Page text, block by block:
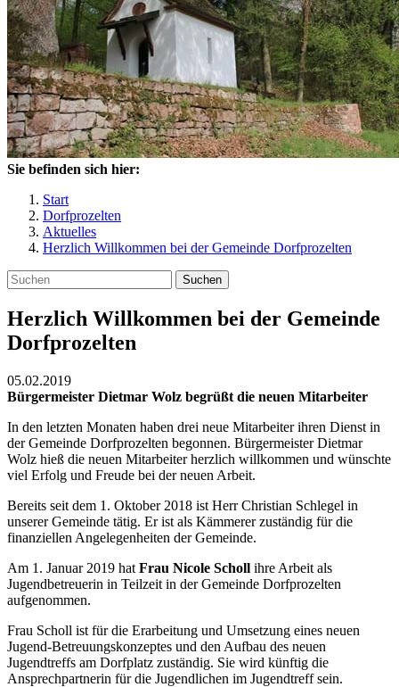
Sie befinden sich hier:
Start
Dorfprozelten
Aktuelles
Herzlich Willkommen bei der Gemeinde Dorfprozelten
Suchen
Herzlich Willkommen bei der Gemeinde
Dorfprozelten
05.02.2019
Bürgermeister Dietmar Wolz begrüßt die neuen Mitarbeiter
In den letzten Monaten haben drei neue Mitarbeiter ihren Dienst in
der Gemeinde Dorfprozelten begonnen. Bürgermeister Dietmar
Wolz hieß die neuen Mitarbeiter herzlich willkommen und wünschte
viel Erfolg und Freude bei der neuen Arbeit.
Bereits seit dem 1. Oktober 2018 ist Herr Christian Schlegel in
unserer Gemeinde tätig. Er ist als Kämmerer zuständig für die
finanziellen Angelegenheiten der Gemeinde.
Am 1. Januar 2019 hat Frau Nicole Scholl ihre Arbeit als
Jugendbetreuerin in Teilzeit in der Gemeinde Dorfprozelten
aufgenommen.
Frau Scholl ist für die Erarbeitung und Umsetzung eines neuen
Jugend-Betreuungskonzeptes und den Aufbau des neuen
Jugendtreffs am Dorfplatz zuständig. Sie wird künftig die
Ansprechpartnerin für die Jugendlichen im Jugendtreff sein.